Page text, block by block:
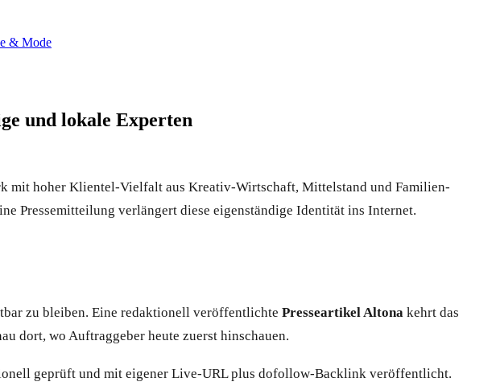
& Mode
und lokale Experten
mit hoher Klientel-Vielfalt aus Kreativ-Wirtschaft, Mittelstand und Familien-
Pressemitteilung verlängert diese eigenständige Identität ins Internet.
zu bleiben. Eine redaktionell veröffentlichte Presseartikel Altona kehrt das
dort, wo Auftraggeber heute zuerst hinschauen.
geprüft und mit eigener Live-URL plus dofollow-Backlink veröffentlicht.